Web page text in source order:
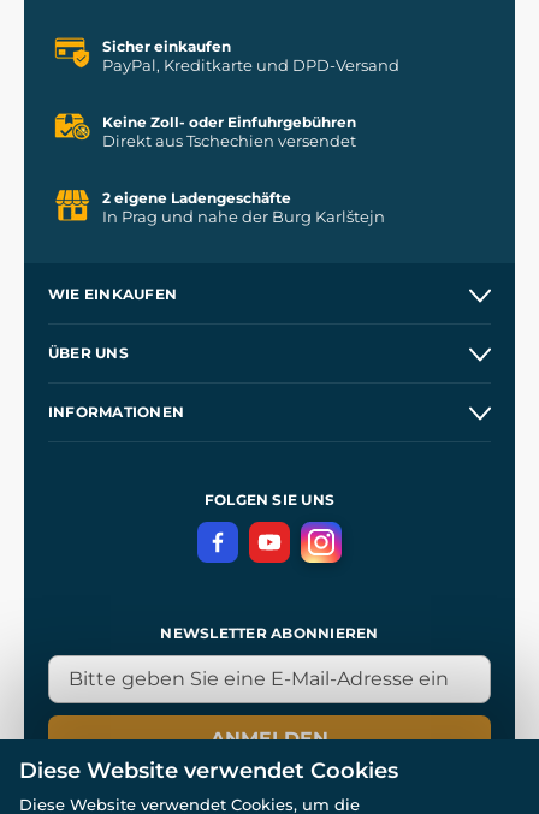
Sicher einkaufen
PayPal, Kreditkarte und DPD-Versand
Keine Zoll- oder Einfuhrgebühren
Direkt aus Tschechien versendet
2 eigene Ladengeschäfte
In Prag und nahe der Burg Karlštejn
WIE EINKAUFEN
Kontakt
ÜBER UNS
INFORMATIONEN
DatenschutzerklärungFOLGEN SIE UNS
NEWSLETTER ABONNIEREN
ANMELDEN
Diese Website verwendet Cookies
Diese Website verwendet Cookies, um die